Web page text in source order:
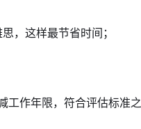
，这样最节省时间；
工作年限，符合评估标准之